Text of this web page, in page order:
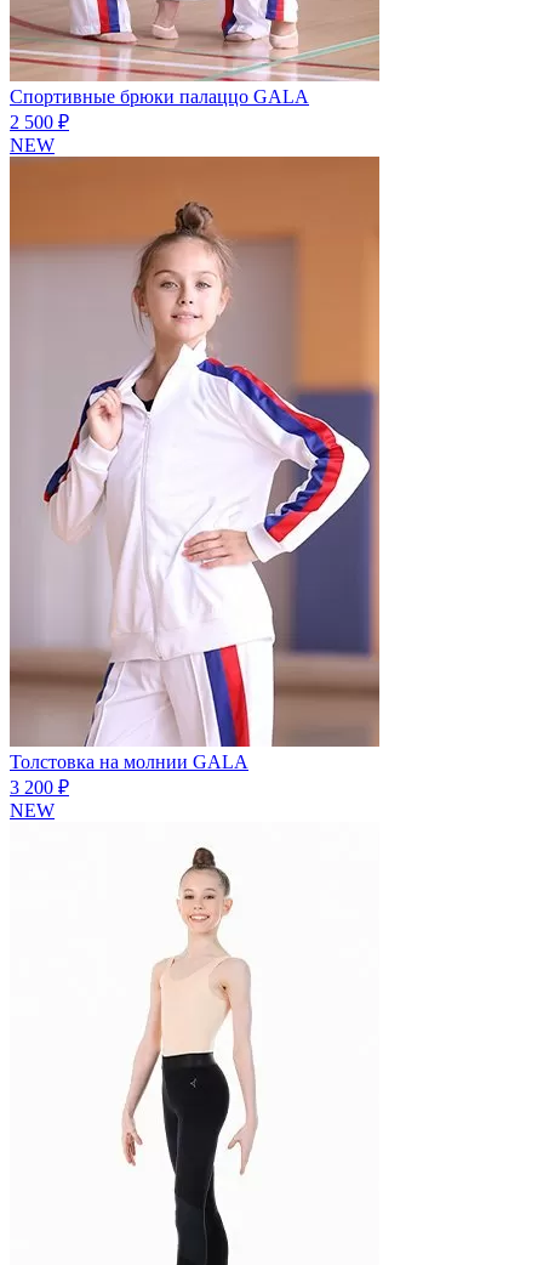
Спортивные брюки палаццо GALA
2 500 ₽
NEW
Толстовка на молнии GALA
3 200 ₽
NEW